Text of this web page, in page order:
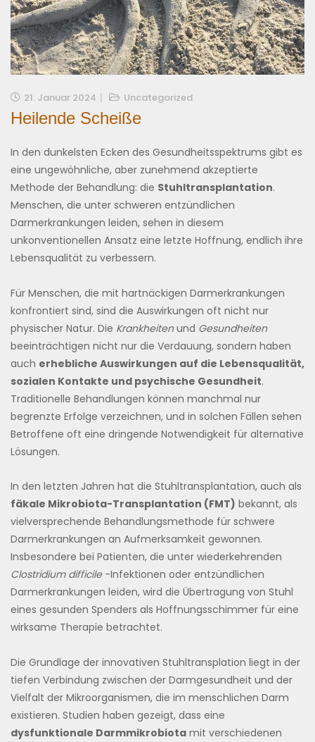
21. Januar 2024 Uncategorized
Heilende Scheiße
In den dunkelsten Ecken des Gesundheitsspektrums gibt es
eine ungewöhnliche, aber zunehmend akzeptierte
Methode der Behandlung: die Stuhltransplantation.
Menschen, die unter schweren entzündlichen
Darmerkrankungen leiden, sehen in diesem
unkonventionellen Ansatz eine letzte Hoffnung, endlich ihre
Lebensqualität zu verbessern.
Für Menschen, die mit hartnäckigen Darmerkrankungen
konfrontiert sind, sind die Auswirkungen oft nicht nur
physischer Natur. Die Krankheitenund Gesundheiten
beeinträchtigen nicht nur die Verdauung, sondern haben
auch erhebliche Auswirkungen auf die Lebensqualität,
sozialen Kontakte und psychische Gesundheit.
Traditionelle Behandlungen können manchmal nur
begrenzte Erfolge verzeichnen, und in solchen Fällen sehen
Betroffene oft eine dringende Notwendigkeit für alternative
Lösungen.
In den letzten Jahren hat die Stuhltransplantation, auch als
fäkale Mikrobiota-Transplantation (FMT) bekannt, als
vielversprechende Behandlungsmethode für schwere
Darmerkrankungen an Aufmerksamkeit gewonnen.
Insbesondere bei Patienten, die unter wiederkehrenden
Clostridium difficile -Infektionen oder entzündlichen
Darmerkrankungen leiden, wird die Übertragung von Stuhl
eines gesunden Spenders als Hoffnungsschimmer für eine
wirksame Therapie betrachtet.
Die Grundlage der innovativen Stuhltransplation liegt in der
tiefen Verbindung zwischen der Darmgesundheit und der
Vielfalt der Mikroorganismen, die im menschlichen Darm
existieren. Studien haben gezeigt, dass eine
dysfunktionale Darmmikrobiota mit verschiedenen